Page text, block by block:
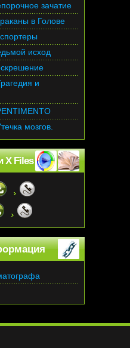
зачатие
в Голове
исход
и
мозгов.
X Files